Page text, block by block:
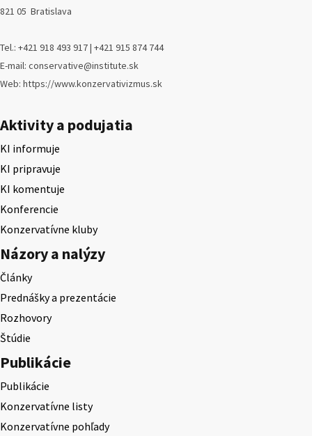
821 05 Bratislava
Tel.: +421 918 493 917 | +421 915 874 744
E-mail: conservative@institute.sk
Web: https://www.konzervativizmus.sk
Aktivity a podujatia
KI informuje
KI pripravuje
KI komentuje
Konferencie
Konzervatívne kluby
Názory a nalýzy
Články
Prednášky a prezentácie
Rozhovory
Štúdie
Publikácie
Publikácie
Konzervatívne listy
Konzervatívne pohľady